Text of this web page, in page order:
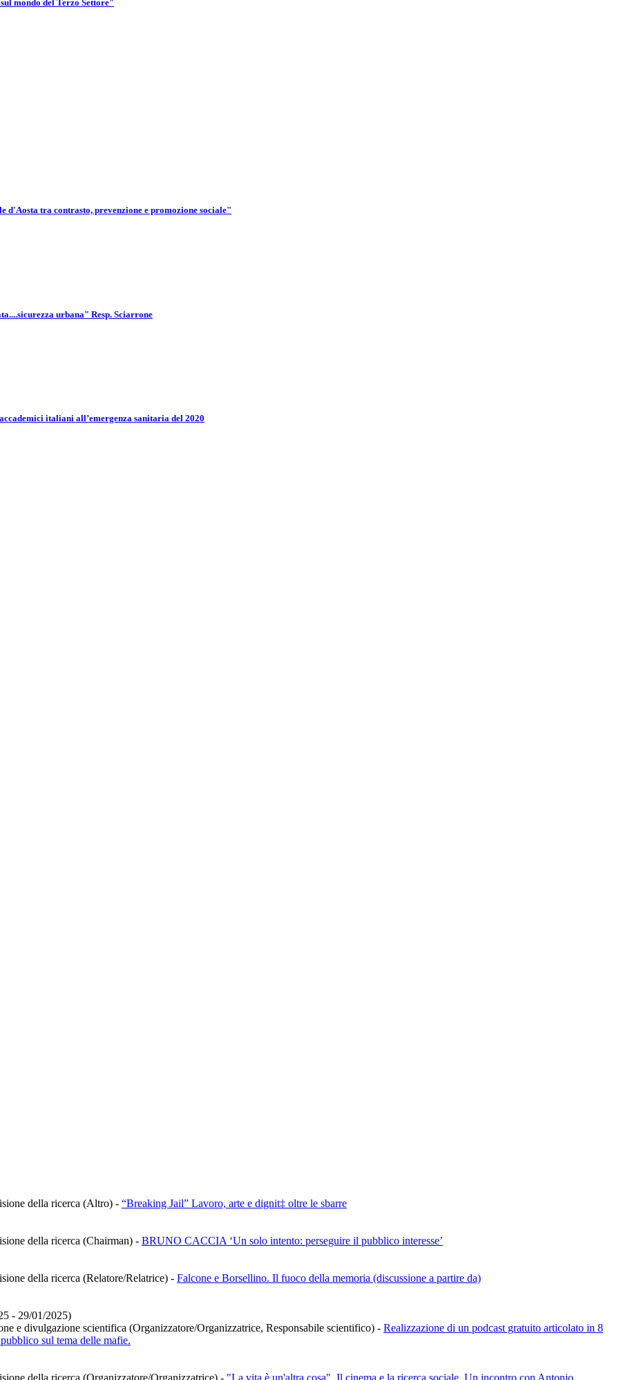
mondo del Terzo Settore"
tra contrasto, prevenzione e promozione sociale"
urbana" Resp. Sciarrone
italiani all’emergenza sanitaria del 2020
della ricerca (Altro) - “Breaking Jail” Lavoro, arte e dignit‡ oltre le sbarre
della ricerca (Chairman) - BRUNO CACCIA ‘Un solo intento: perseguire il pubblico interesse’
della ricerca (Relatore/Relatrice) - Falcone e Borsellino. Il fuoco della memoria (discussione a partire da)
- 29/01/2025)
e divulgazione scientifica (Organizzatore/Organizzatrice, Responsabile scientifico) - Realizzazione di un podcast gratuito articolato in 8
sul tema delle mafie.